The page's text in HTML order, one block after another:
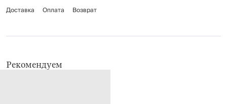
средств. Не использовать для ухода абразивные чистящие средства и
Доставка
Оплата Возврат
Рекомендуем